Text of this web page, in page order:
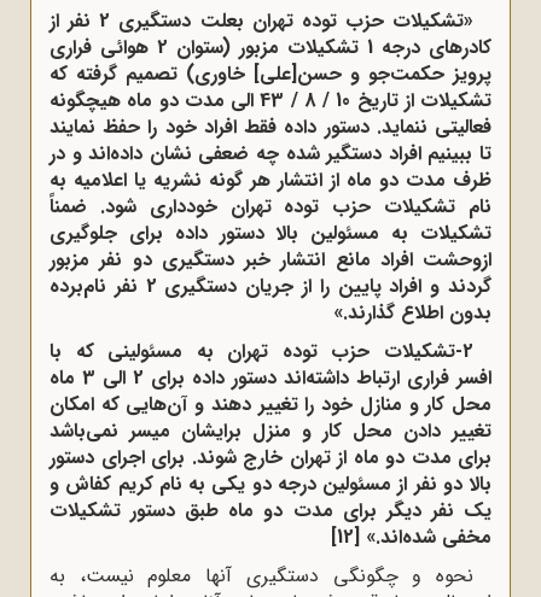
«تشکیلات حزب توده تهران
بعلت دستگیری 2 نفر از
کادرهای درجه 1 تشکیلات مزبور (ستوان 2 هوائی فراری
پرویز حکمت‌جو و حسن[علی] خاوری) تصمیم گرفته که
تشکیلات از تاریخ 10 / 8 / 43 الی مدت دو ماه هیچگونه
فعالیتی ننماید. دستور داده فقط افراد خود را حفظ نمایند
تا ببینیم افراد دستگیر شده چه ضعفی نشان داده‌اند و در
ظرف مدت دو ماه از انتشار هر گونه نشریه یا اعلامیه به
نام تشکیلات حزب توده تهران خودداری شود. ضمناً
تشکیلات به مسئولین بالا دستور داده برای جلوگیری
ازوحشت افراد مانع انتشار خبر دستگیری دو نفر مزبور
گردند و افراد پایین را از جریان دستگیری 2 نفر نام‌برده
بدون اطلاع گذارند.»
2-تشکیلات حزب توده تهران
به مسئولینی که با
افسر
فراری ارتباط داشته‌اند دستور داده برای 2 الی 3 ماه
محل کار و منازل خود را تغییر دهند و آن‌هایی که امکان
تغییر دادن محل کار و منزل برایشان میسر نمی‌باشد
برای مدت دو ماه از تهران خارج شوند. برای اجرای دستور
بالا دو نفر از مسئولین درجه دو یکی به نام کریم کفاش و
یک نفر دیگر برای مدت دو ماه طبق دستور تشکیلات
مخفی شده‌اند.» [12]
نحوه و چگونگی دستگیری آنها معلوم نیست، به